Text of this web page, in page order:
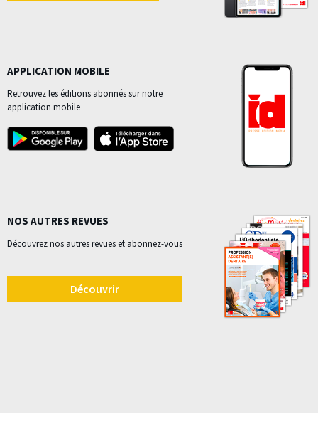
APPLICATION MOBILE
Retrouvez les éditions abonnés sur notre
application mobile
NOS AUTRES REVUES
Découvrez nos autres revues et abonnez-vous
Découvrir